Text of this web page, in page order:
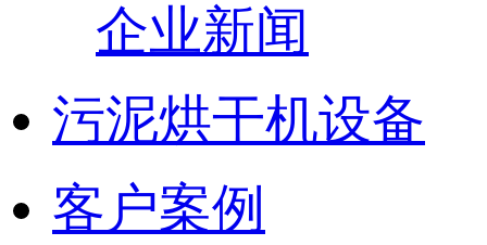
企业新闻
污泥烘干机设备
客户案例